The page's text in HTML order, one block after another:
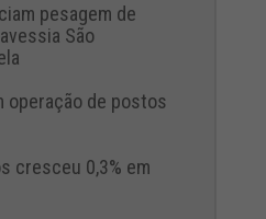
pesagem de
São
operação de postos
cresceu 0,3% em